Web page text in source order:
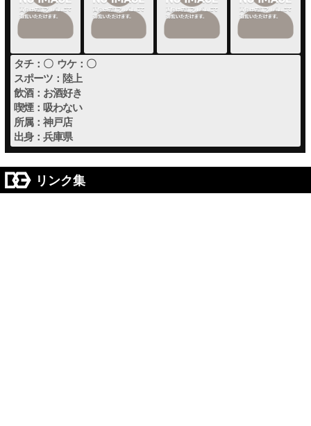
タチ：〇 ウケ：〇
スポーツ：陸上
飲酒：お酒好き
喫煙：吸わない
所属：神戸店
出身：兵庫県
リンク集